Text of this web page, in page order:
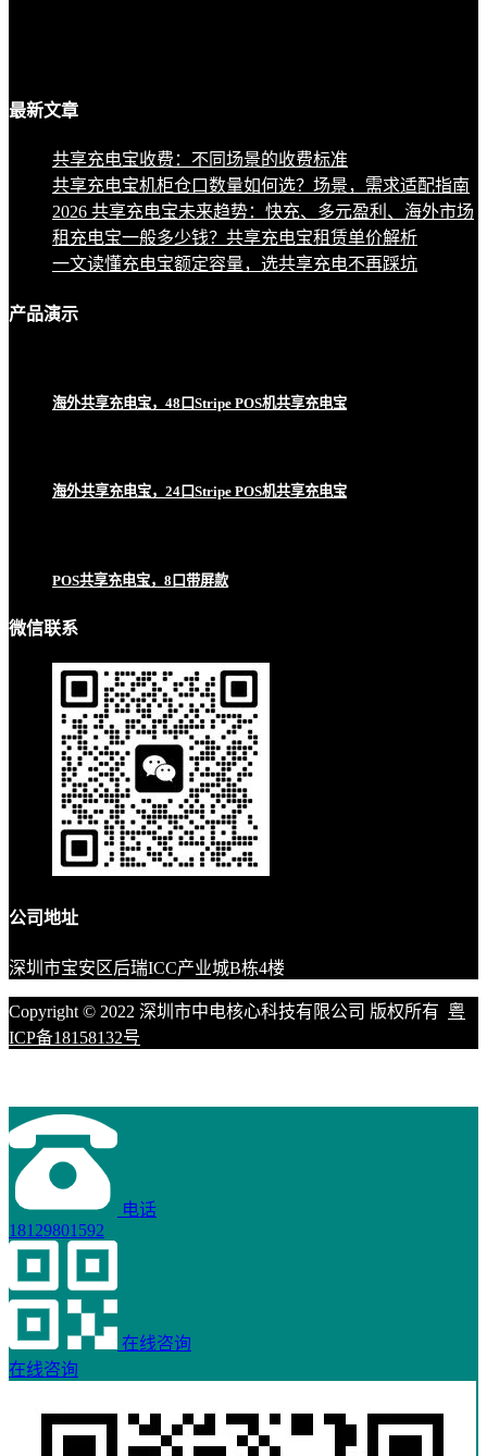
最新文章
共享充电宝收费：不同场景的收费标准
共享充电宝机柜仓口数量如何选？场景，需求适配指南
2026 共享充电宝未来趋势：快充、多元盈利、海外市场
租充电宝一般多少钱？共享充电宝租赁单价解析
一文读懂充电宝额定容量，选共享充电不再踩坑
产品演示
海外共享充电宝，48口Stripe POS机共享充电宝
海外共享充电宝，24口Stripe POS机共享充电宝
POS共享充电宝，8口带屏款
微信联系
公司地址
深圳市宝安区后瑞ICC产业城B栋4楼
Copyright © 2022 深圳市中电核心科技有限公司 版权所有 粤
ICP备18158132号
电话
18129801592
在线咨询
在线咨询